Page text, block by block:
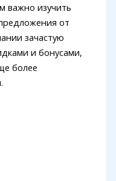
важно изучить
от
зачастую
и бонусами,
более